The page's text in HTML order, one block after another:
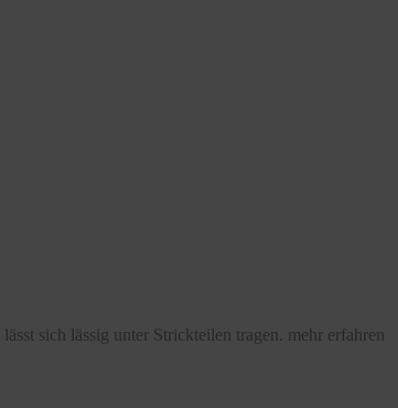
sich lässig unter Strickteilen tragen. mehr erfahren